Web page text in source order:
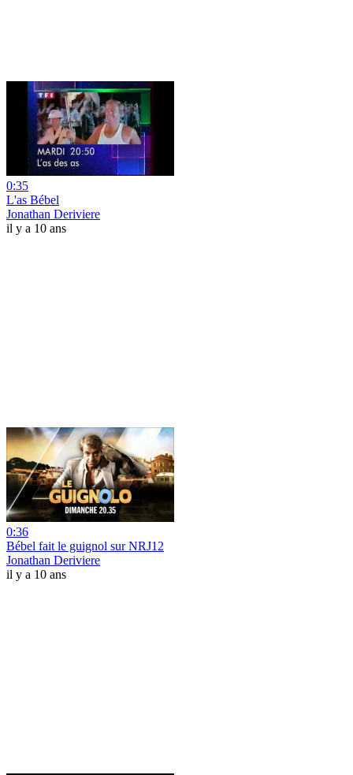
0:35
L'as Bébel
Jonathan Deriviere
il y a 10 ans
0:36
Bébel fait le guignol sur NRJ12
Jonathan Deriviere
il y a 10 ans